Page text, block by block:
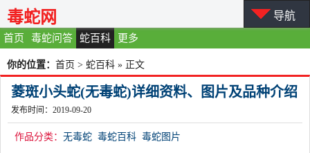
首页 毒蛇问答 蛇百科 更多
毒蛇网 导航
你的位置： 首页 > 蛇百科 » 正文
菱斑小头蛇(无毒蛇)详细资料、图片及品种介绍
发布时间：2019-09-20
作品分类： 无毒蛇 毒蛇百科 毒蛇图片